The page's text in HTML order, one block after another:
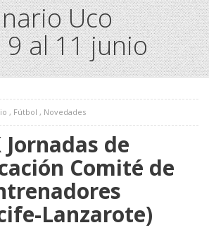
Uco
9 al 11 junio
, Fútbol , Novedades
Jornadas de
Comité de
Lanzarote)